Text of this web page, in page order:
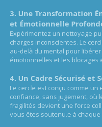
3. Une Transformation
et Émotionnelle
Expérimentez un nettoyage
charges inconscientes. Le
au-delà du mental pour
émotionnelles et les blocages
4. Un Cadre Sécurisé et
Le cercle est conçu comme un
confiance, sans jugement, où
fragilités devient une force
vous êtes soutenu.e à chaque